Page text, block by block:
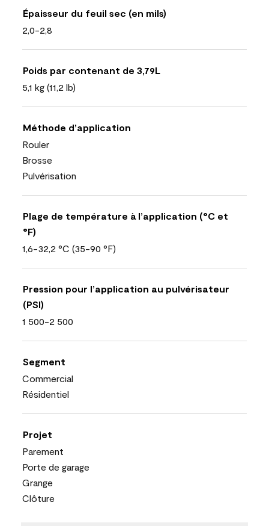
Épaisseur du feuil sec (en mils)
2,0-2,8
Poids par contenant de 3,79L
5,1 kg (11,2 lb)
Méthode d’application
Rouler
Brosse
Pulvérisation
Plage de température à l’application (°C et
°F)
1,6-32,2 °C (35-90 °F)
Pression pour l’application au pulvérisateur
(PSI)
1 500-2 500
Segment
Commercial
Résidentiel
Projet
Parement
Porte de garage
Grange
Clôture